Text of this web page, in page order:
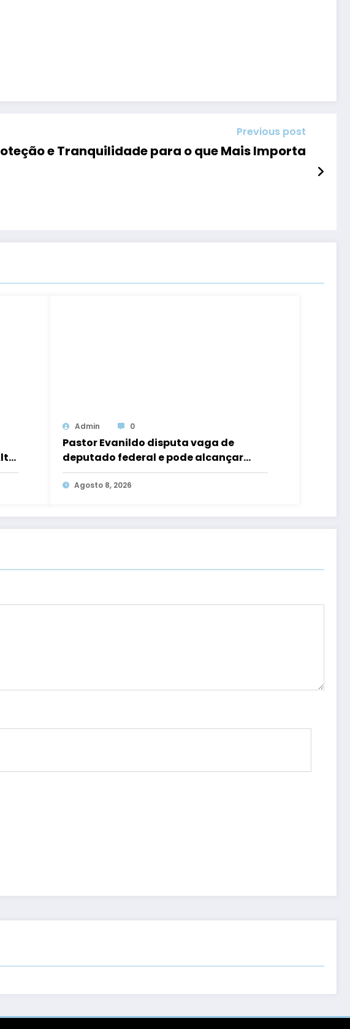
Previous post
e Tranquilidade para o que Mais Importa
Admin 0
Pastor Evanildo disputa vaga de
deputado federal e pode alcançar
feito inédito na política de Rondônia
Agosto 8, 2026